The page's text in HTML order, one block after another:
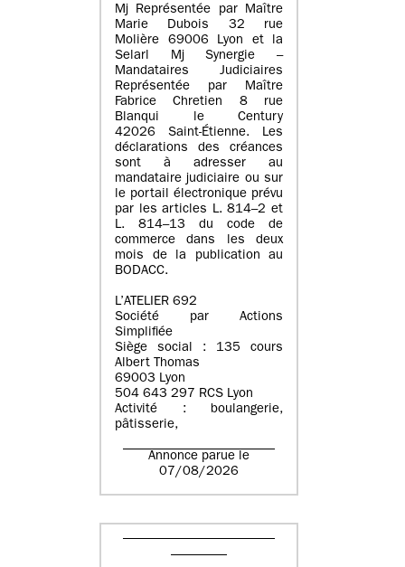
Mj Représentée par Maître
Marie Dubois 32 rue
Molière 69006 Lyon et la
Selarl Mj Synergie –
Mandataires Judiciaires
Représentée par Maître
Fabrice Chretien 8 rue
Blanqui le Century
42026 Saint-Étienne. Les
déclarations des créances
sont à adresser au
mandataire judiciaire ou sur
le portail électronique prévu
par les articles L. 814–2 et
L. 814–13 du code de
commerce dans les deux
mois de la publication au
BODACC.
L’ATELIER 692
Société par Actions
Simplifiée
Siège social : 135 cours
Albert Thomas
69003 Lyon
504 643 297 RCS Lyon
Activité : boulangerie,
pâtisserie,
Annonce parue le
07/08/2026